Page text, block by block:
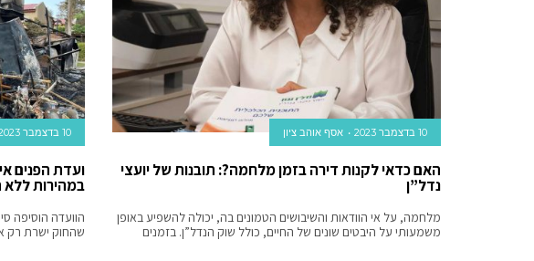
10 בדצמבר 2023 אסף אוהב ציון
האם כדאי לקנות דירה בזמן מלחמה?: תובנות של יועצי
נדל”ן
מלחמה, על אי הוודאות והשיבושים הטמונים בה, יכולה להשפיע באופן
משמעותי על היבטים שונים של החיים, כולל שוק הנדל”ן. בזמנים
10 בדצמבר 2023
ועדת הפנים
במהירות ללא
הוועדה הוסיפה
שהחוק ישרת רק